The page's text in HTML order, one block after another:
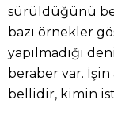
sürüldüğünü
bazı örnekler
yapılmadığı
beraber var.
bellidir, kimin